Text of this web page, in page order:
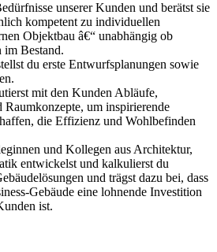
unserer Kunden und berätst sie
kompetent zu individuellen
Objektbau â€“ unabhängig ob
im Bestand.
du erste Entwurfsplanungen sowie
mit den Kunden Abläufe,
Raumkonzepte, um inspirierende
die Effizienz und Wohlbefinden
und Kollegen aus Architektur,
entwickelst und kalkulierst du
und trägst dazu bei, dass
Gebäude eine lohnende Investition
ist.